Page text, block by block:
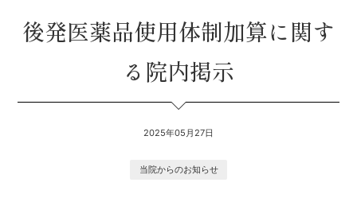
後発医薬品使用体制加算に関す
る院内掲示
2025年05月27日
当院からのお知らせ